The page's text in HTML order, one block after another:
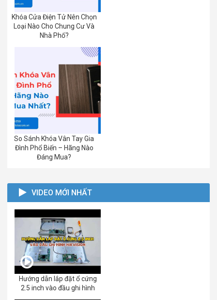
Khóa Cửa Điện Tử Nên Chọn
Loại Nào Cho Chung Cư Và
Nhà Phố?
So Sánh Khóa Vân Tay Gia
Đình Phổ Biến – Hãng Nào
Đáng Mua?
VIDEO MỚI NHẤT
Hướng dẫn lắp đặt ổ cứng
2.5 inch vào đầu ghi hình